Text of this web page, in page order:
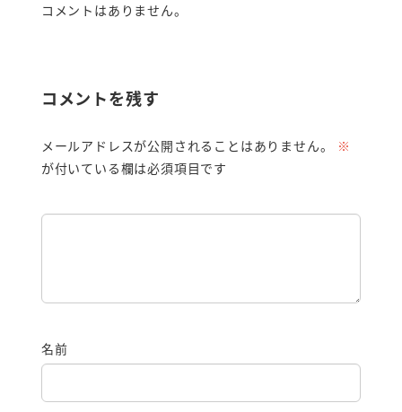
コメントはありません。
コメントを残す
メールアドレスが公開されることはありません。
※
が付いている欄は必須項目です
名前